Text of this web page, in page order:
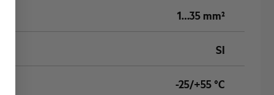
1…35 mm²
SI
-25/+55 °C